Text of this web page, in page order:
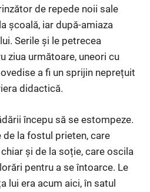
de repede noii sale
școală, iar după-amiaza
Serile și le petrecea
ziua următoare, uneori cu
a fi un sprijin neprețuit
didactică.
începu să se estompeze.
la fostul prieten, care
și de la soție, care oscila
pentru a se întoarce. Le
lui era acum aici, în satul